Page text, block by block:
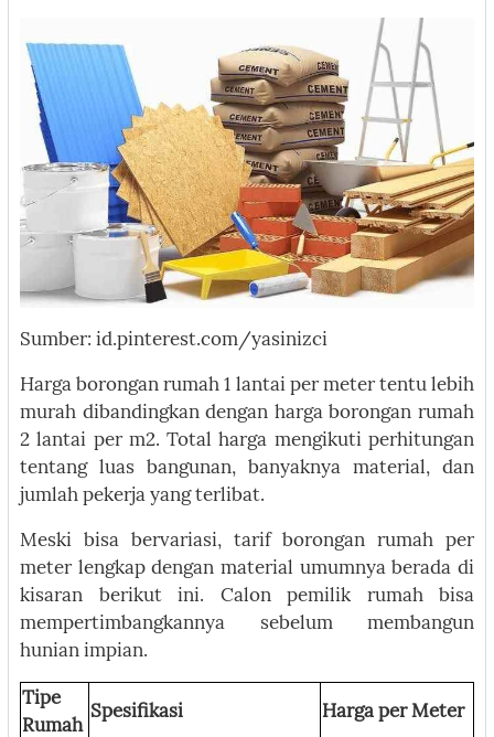
Sumber: id.pinterest.com/yasinizci
Harga borongan rumah 1 lantai per meter tentu lebih
murah dibandingkan dengan harga borongan rumah
2 lantai per m2. Total harga mengikuti perhitungan
tentang luas bangunan, banyaknya material, dan
jumlah pekerja yang terlibat.
Meski bisa bervariasi, tarif borongan rumah per
meter lengkap dengan material umumnya berada di
kisaran berikut ini. Calon pemilik rumah bisa
mempertimbangkannya sebelum membangun
hunian impian.
Tipe
Rumah
Spesifikasi Harga per Meter